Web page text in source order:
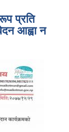
प्रति
आह्वा न